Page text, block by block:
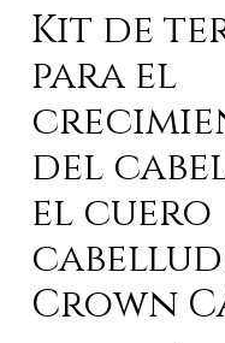
Kit de
para el
del
el cuero
Crown